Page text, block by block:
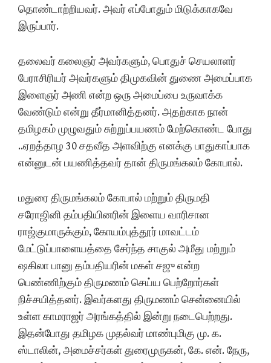
தொண்டாற்றியவர். அவர் எப்போதும் மிடுக்காகவே
இருப்பார்.
தலைவர் கலைஞர் அவர்களும், பொதுச் செயலாளர்
பேராசிரியர் அவர்களும் திமுகவின் துணை அமைப்பாக
இளைஞர் அணி என்ற ஒரு அமைப்பை உருவாக்க
வேண்டும் என்று தீர்மானித்தனர். அதற்காக நான்
தமிழகம் முழுவதும் சுற்றுப்பயணம் மேற்கொண்ட போது
..ஏறத்தாழ 30 சதவீத அளவிற்கு எனக்கு பாதுகாப்பாக
என்னுடன் பயணித்தவர் தான் திருமங்கலம் கோபால்.
மதுரை திருமங்கலம் கோபால் மற்றும் திருமதி
சரோஜினி தம்பதியினரின் இளைய வாரிசான
ராஜ்குமாருக்கும், கோயம்புத்தூர் மாவட்டம்
மேட்டுப்பாளையத்தை சேர்ந்த சாகுல் அமீது மற்றும்
ஷகிலா பானு தம்பதியரின் மகள் சஜு என்ற
பெண்ணிற்கும் திருமணம் செய்ய பெற்றோர்கள்
நிச்சயித்தனர். இவர்களது திருமணம் சென்னையில்
உள்ள காமராஜர் அரங்கத்தில் இன்று நடைபெற்றது.
இதன்போது தமிழக முதல்வர் மாண்புமிகு மு. க.
ஸ்டாலின், அமைச்சர்கள் துரைமுருகன், கே. என். நேரு,